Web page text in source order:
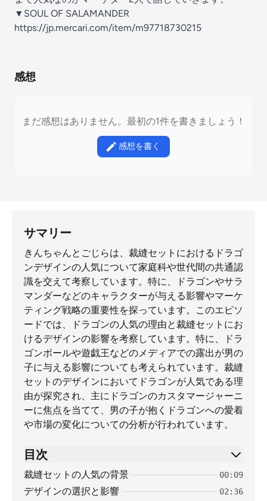
▼SOUL OF SALAMANDER
https://jp.mercari.com/item/m97718730215
感想
まだ感想はありません。最初の1件を書きましょう！
感想を書く
サマリー
きんちゃんとごじらは、裁縫セットにおけるドラゴ
ンデザインの人気について家庭科や世代間の共通認
識を交えて考察しています。特に、ドラゴンやサラ
マンダーなどのキャラクターが与える影響やマーケ
ティング戦略の重要性を探っています。このエピソ
ードでは、ドラゴンの人気の理由と裁縫セットにお
けるデザインの影響を考察しています。特に、ドラ
ゴンボールや遊戯王などのメディアでの露出が男の
子に与える影響についても考えられています。裁縫
セットのデザインにおいてドラゴンが人気である理
由が探究され、主にドラゴンのカスタマージャーニ
ーに焦点を当てて、男の子が抱くドラゴンへの愛着
や市場の変化についての分析が行われています。
目次
裁縫セットの人気の背景 00:09
デザインの選択と影響 02:36